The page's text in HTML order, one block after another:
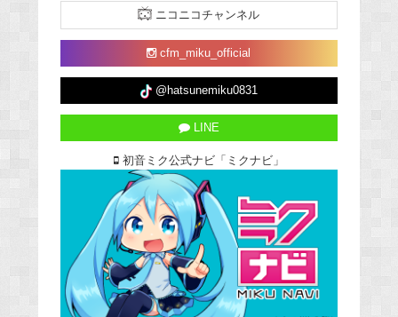
ニコニコチャンネル
cfm_miku_official
@hatsunemiku0831
LINE
初音ミク公式ナビ「ミクナビ」